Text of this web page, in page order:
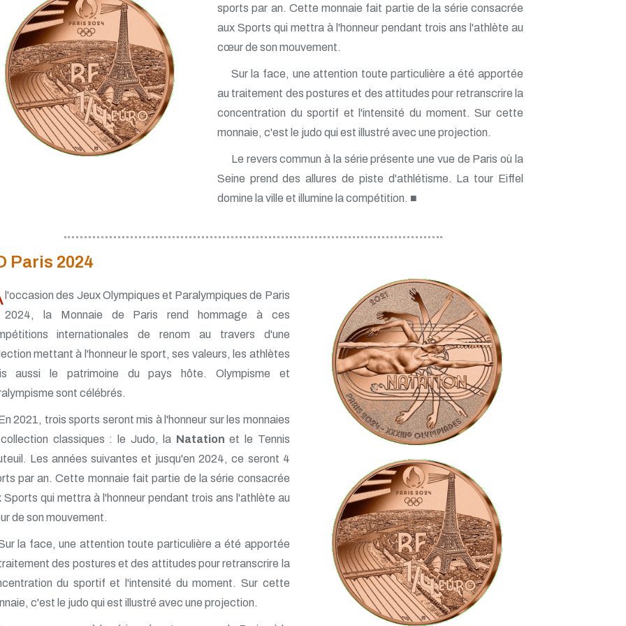
sports par an. Cette monnaie fait partie de la série consacrée
aux Sports qui mettra à l'honneur pendant trois ans l'athlète au
cœur de son mouvement.
Sur la face, une attention toute particulière a été apportée
au traitement des postures et des attitudes pour retranscrire la
concentration du sportif et l'intensité du moment. Sur cette
monnaie, c'est le judo qui est illustré avec une projection.
Le revers commun à la série présente une vue de Paris où la
Seine prend des allures de piste d'athlétisme. La tour Eiffel
domine la ville et illumine la compétition. ■
Paris 2024
l'occasion des Jeux Olympiques et Paralympiques de Paris
2024, la Monnaie de Paris rend hommage à ces
internationales de renom au travers d'une
mettant à l'honneur le sport, ses valeurs, les athlètes
aussi le patrimoine du pays hôte. Olympisme et
sont célébrés.
2021, trois sports seront mis à l'honneur sur les monnaies
classiques : le Judo, la Natation et le Tennis
Les années suivantes et jusqu'en 2024, ce seront 4
par an. Cette monnaie fait partie de la série consacrée
Sports qui mettra à l'honneur pendant trois ans l'athlète au
de son mouvement.
la face, une attention toute particulière a été apportée
des postures et des attitudes pour retranscrire la
du sportif et l'intensité du moment. Sur cette
c'est le judo qui est illustré avec une projection.